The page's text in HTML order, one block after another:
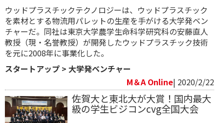
ウッドプラスチックテクノロジーは、ウッドプラスチック
を素材とする物流用パレットの生産を手がける大学発ベン
チャーだ。同社は東京大学農学生命科学研究科の安藤直人
教授（現・名誉教授）が開発したウッドプラスチック技術
を元に2008年に事業化した。
スタートアップ > 大学発ベンチャー
M＆A Online| 2020/2/22
佐賀大と東北大が大賞！国内最大
級の学生ビジコンcvg全国大会